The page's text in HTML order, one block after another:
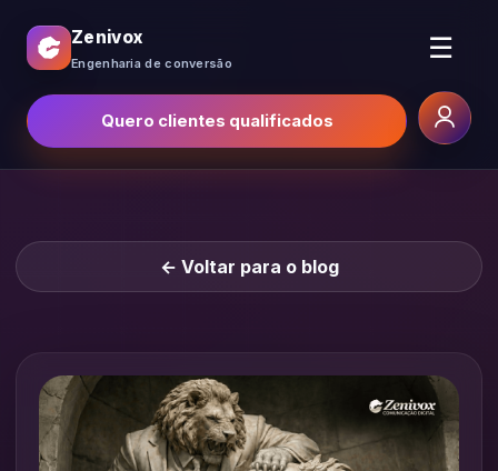
Zenivox
Engenharia de conversão ☰
Quero clientes qualificados
← Voltar para o blog